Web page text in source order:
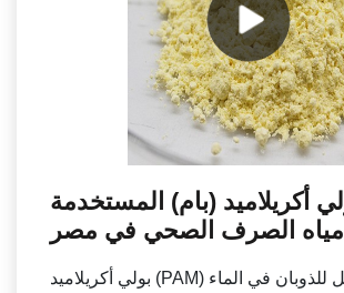
أكريلاميد (بام) المستخدمة
الصرف الصحي في مصر
بولي أكريلاميد (PAM) هو بوليمر قابل للذوبان في الماء